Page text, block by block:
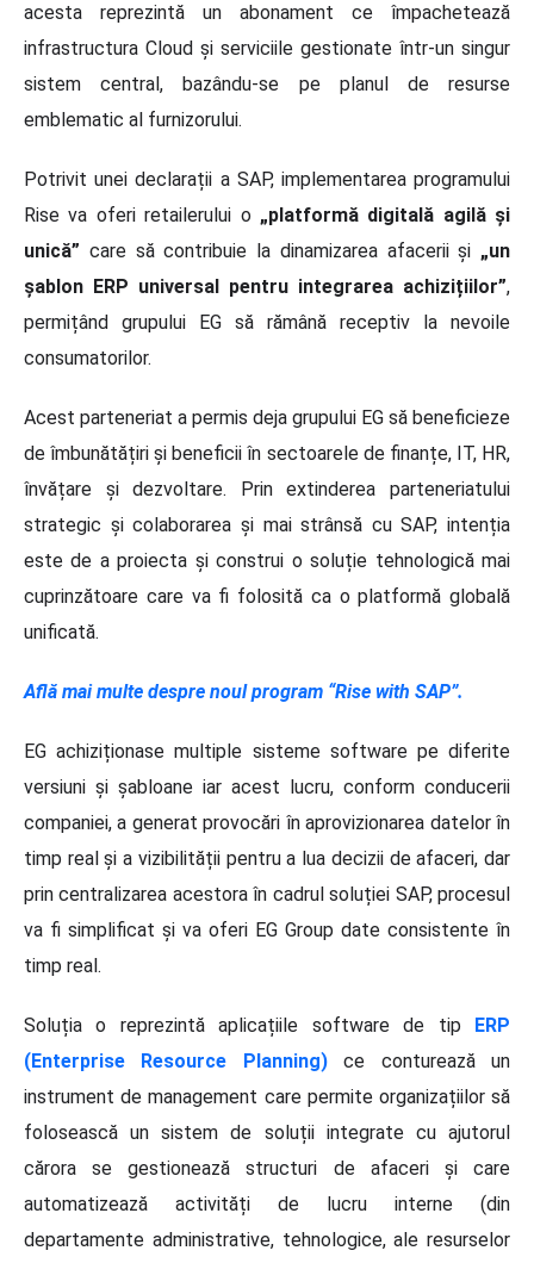
acesta reprezintă un abonament ce împachetează
infrastructura Cloud și serviciile gestionate într-un singur
sistem central, bazându-se pe planul de resurse
emblematic al furnizorului.
Potrivit unei declarații a SAP, implementarea programului
Rise va oferi retailerului o „platformă digitală agilă și
unică” care să contribuie la dinamizarea afacerii și „un
șablon ERP universal pentru integrarea achizițiilor”,
permițând grupului EG să rămână receptiv la nevoile
consumatorilor.
Acest parteneriat a permis deja grupului EG să beneficieze
de îmbunătățiri și beneficii în sectoarele de finanțe, IT, HR,
învățare și dezvoltare. Prin extinderea parteneriatului
strategic și colaborarea și mai strânsă cu SAP, intenția
este de a proiecta și construi o soluție tehnologică mai
cuprinzătoare care va fi folosită ca o platformă globală
unificată.
Află mai multe despre noul program “Rise with SAP”.
EG achiziționase multiple sisteme software pe diferite
versiuni și șabloane iar acest lucru, conform conducerii
companiei, a generat provocări în aprovizionarea datelor în
timp real și a vizibilității pentru a lua decizii de afaceri, dar
prin centralizarea acestora în cadrul soluției SAP, procesul
va fi simplificat și va oferi EG Group date consistente în
timp real.
Soluția o reprezintă aplicațiile software de tip ERP
(Enterprise Resource Planning)
ce conturează un
instrument de management care permite organizațiilor să
folosească un sistem de soluții integrate cu ajutorul
cărora se gestionează structuri de afaceri și care
automatizează activități de lucru interne (din
departamente administrative, tehnologice, ale resurselor